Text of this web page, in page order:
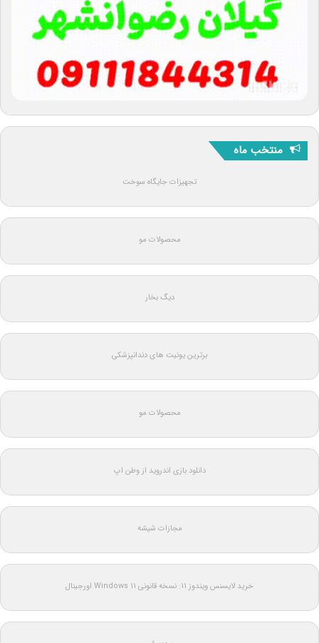
منتخب ماه
تجهیزات جایگاه سوخت
محصولات مو
دیگ بخار
برترین یونیت های دندانپزشکی
محصولات مو
دانلود بازی اندروید از وطن اپ
مجازات شیشه
خرید لایسنس ویندوز 11: نسخه قانونی Windows 11 اورجینال